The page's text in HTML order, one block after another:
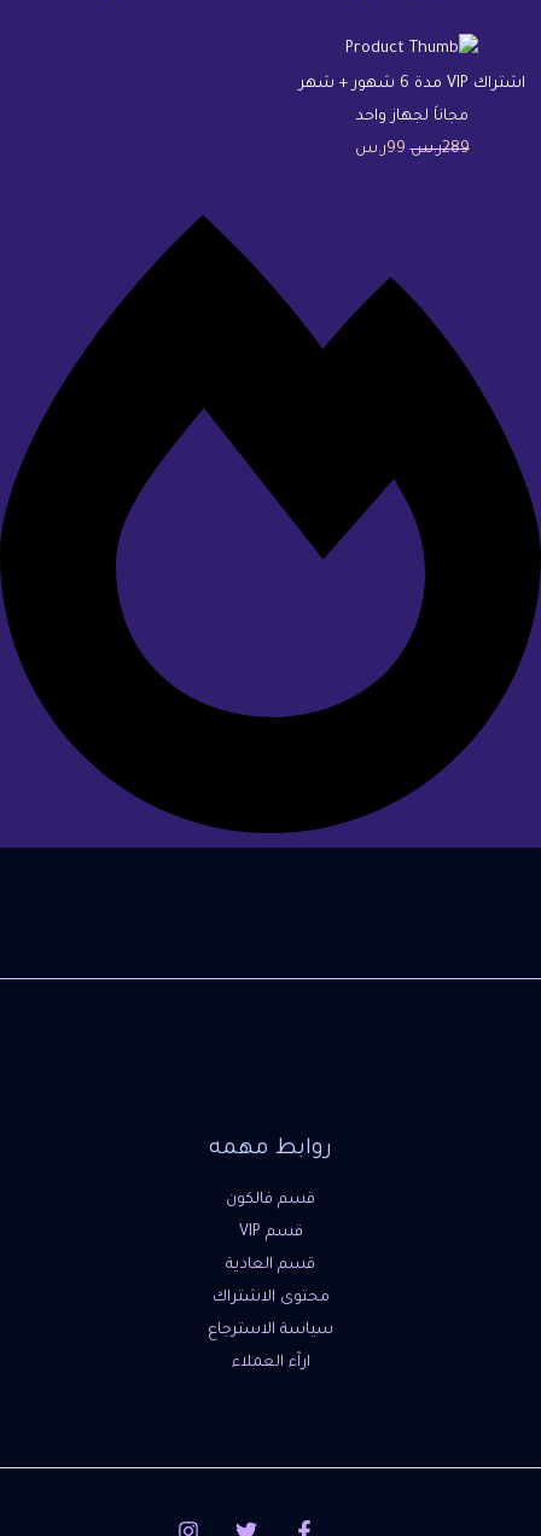
اشتراك VIP مدة 6 شهور + شهر
مجاناَ لجهاز واحد
289ر.س 99ر.س
روابط مهمه
قسم فالكون
قسم VIP
قسم العادية
محتوى الاشتراك
سياسة الاسترجاع
ارآء العملاء